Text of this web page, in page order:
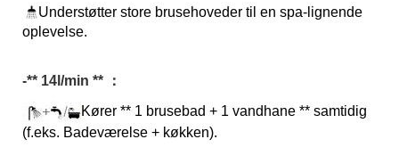
Understøtter store brusehoveder til en spa-lignende
oplevelse.
-** 14l/min ** ：
Kører ** 1 brusebad + 1 vandhane ** samtidig
(f.eks. Badeværelse + køkken).